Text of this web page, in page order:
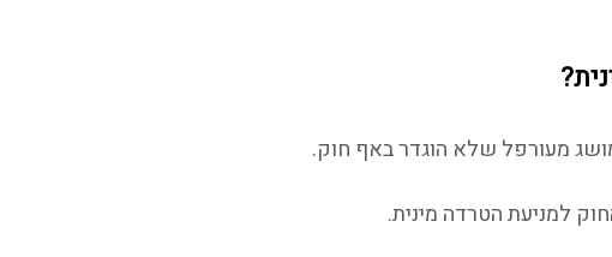
מעורפל שלא הוגדר באף חוק.